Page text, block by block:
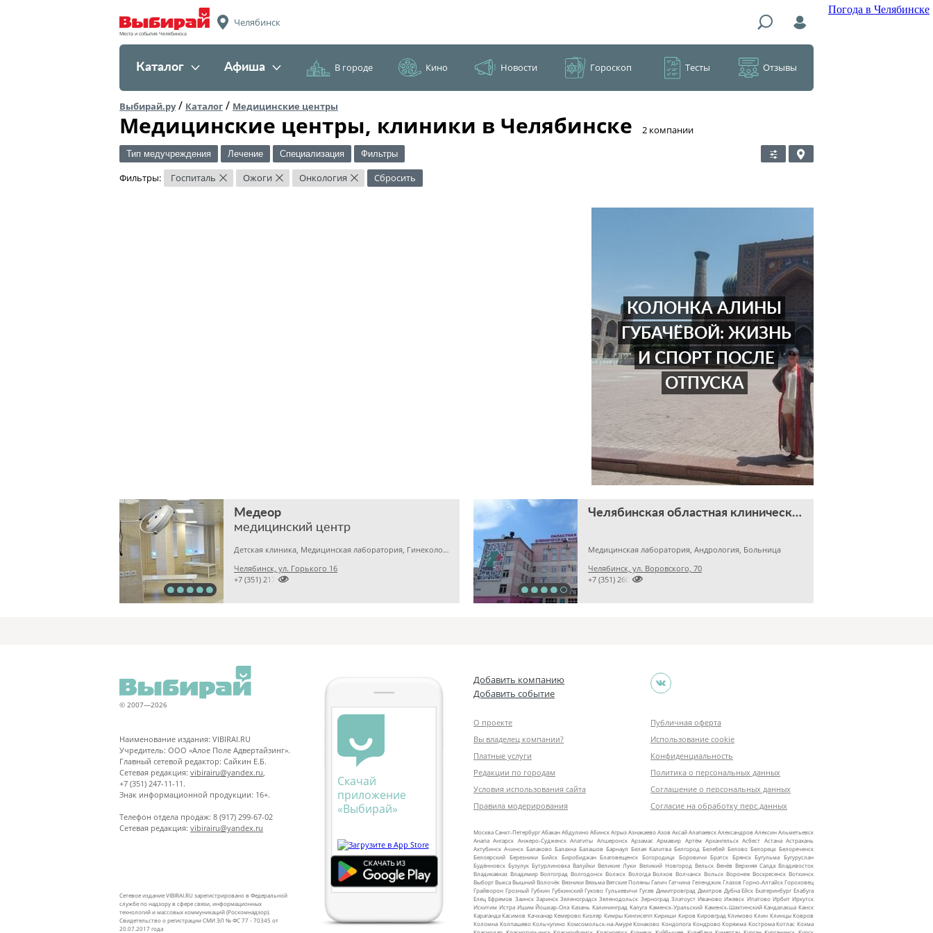
Погода в Челябинске
Места и события Челябинска
Челябинск
Каталог Афиша В городе Кино Новости Гороскоп Тесты Отзывы
Выбирай.ру/ Каталог / Медицинские центры
Медицинские центры, клиники в Челябинске ​2 компании
Тип медучреждения Лечение Специализация Фильтры
Фильтры: Госпиталь × Ожоги × Онкология × Сбросить
КОЛОНКА АЛИНЫ
ГУБАЧЁВОЙ: ЖИЗНЬ
И СПОРТ ПОСЛЕ
ОТПУСКА
Медеор
медицинский центр
Детская клиника, Медицинская лаборатория, Гинекология
Челябинск, ул. Горького 16

+7 (351) 2172376
Челябинская областная клиническая больница
Медицинская лаборатория, Андрология, Больница
Челябинск, ул. Воровского, 70

+7 (351) 2609824
© 2007—2026
Наименование издания: VIBIRAI.RU
Учредитель: ООО «Алое Поле Адвертайзинг».
Главный сетевой редактор: Сайкин Е.Б.
Сетевая редакция: vibirairu@yandex.ru
+7 (351) 247-11-11.
Знак информационной продукции: 16+.
Телефон отдела продаж: 8 (917) 299-67-02
Сетевая редакция: vibirairu@yandex.ru
Сетевое издание VIBIRAI.RU зарегистрировано в Федеральной
службе по надзору в сфере связи, информационных
технологий и массовых коммуникаций (Роскомнадзор).
Свидетельство о регистрации СМИ ЭЛ № ФС 77 - 70345 от
20.07.2017 года
Скачай
приложение
«Выбирай»
Добавить компанию
Добавить событие
О проекте
Вы владелец компании?
Платные услуги
Редакции по городам
Условия использования сайта
Правила модерирования
Публичная оферта
Использование cookie
Конфиденциальность
Политика о персональных данных
Соглашение о персональных данных
Согласие на обработку перс.данных
МоскваСанкт‑ПетербургАбаканАбдулиноАбинскАгрызАзнакаевоАзовАксайАлапаевскАлександровАлексинАльметьевск
Анапа Ангарск Анжеро‑Судженск Апатиты Апшеронск Арзамас Армавир Артём Архангельск Асбест Астана Астрахань
Ахтубинск Ачинск Балаково Балахна Балашов Барнаул Белая Калитва Белгород Белебей Белово Белорецк Белореченск
Белоярский Березники Бийск Биробиджан Благовещенск Богородицк Боровичи Братск Брянск Бугульма Бугуруслан
Будённовск Бузулук Бутурлиновка Валуйки Великие Луки Великий Новгород Вельск Венёв Верхняя Салда Владивосток
Владикавказ Владимир Волгоград Волгодонск Волжск Вологда Волхов Волчанск Вольск Воронеж Воскресенск Воткинск
ВыборгВыкса Вышний Волочёк Вязники Вязьма Вятские Поляны Галич Гатчина Геленджик Глазов Горно‑АлтайскГороховец
Грайворон Грозный Губкин Губкинский Гуково Гулькевичи Гусев Димитровград Дмитров Дубна Ейск Екатеринбург Елабуга
Елец Ефремов Заинск Заринск Зеленоградск Зеленодольск Зерноград Златоуст Иваново Ижевск Ипатово Ирбит Иркутск
Искитим Истра Ишим Йошкар‑Ола Казань Калининград Калуга Каменск‑Уральский Каменск‑Шахтинский Кандалакша Канск
Караганда Касимов Качканар Кемерово Кизляр Кимры Кингисепп Кириши Киров Кировград Климово Клин Клинцы Ковров
Коломна Колпашево Кольчугино Комсомольск‑на‑Амуре Конаково Кондопога Кондрово Коряжма Кострома Котлас Кохма